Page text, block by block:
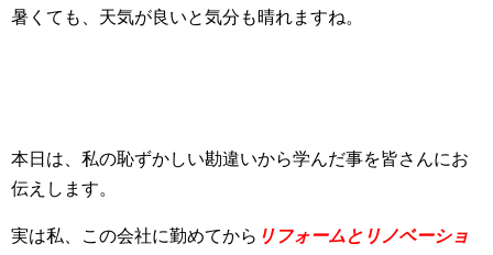
暑くても、天気が良いと気分も晴れますね。
本日は、私の恥ずかしい勘違いから学んだ事を皆さんにお
伝えします。
実は私、この会社に勤めてから リフォームとリノベーショ